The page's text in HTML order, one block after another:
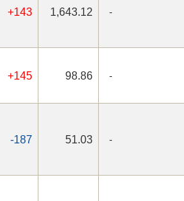
+143 1,643.12 -
+145 98.86 -
-187 51.03 -